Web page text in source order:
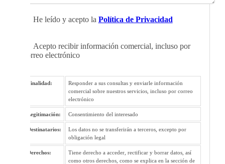
He leído y acepto la Política de Privacidad
Acepto recibir información comercial, incluso por
correo electrónico
Finalidad:
Responder a sus consultas y enviarle información
comercial sobre nuestros servicios, incluso por correo
electrónico
Legitimación: Consentimiento del interesado
Destinatarios:
Los datos no se transferirán a terceros, excepto por
obligación legal
Derechos:
Tiene derecho a acceder, rectificar y borrar datos, así
como otros derechos, como se explica en la sección de